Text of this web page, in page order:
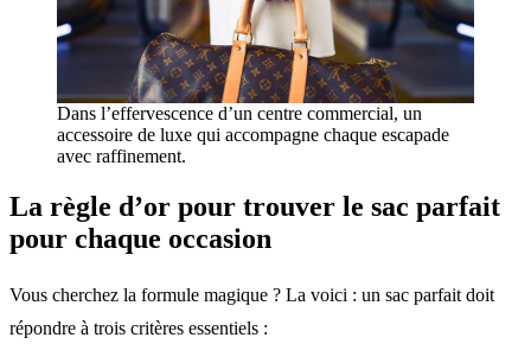
Dans l’effervescence d’un centre commercial, un
accessoire de luxe qui accompagne chaque escapade
avec raffinement.
La règle d’or pour trouver le sac parfait
pour chaque occasion
Vous cherchez la formule magique ? La voici : un sac parfait doit
répondre à trois critères essentiels :